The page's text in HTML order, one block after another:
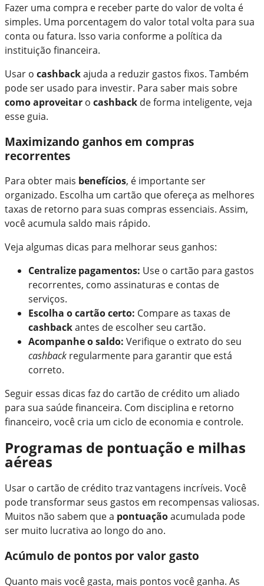
Fazer uma compra e receber parte do valor de volta é
simples. Uma porcentagem do valor total volta para sua
conta ou fatura. Isso varia conforme a política da
instituição financeira.
Usar o cashbackajuda a reduzir gastos fixos. Também
pode ser usado para investir. Para saber mais sobre
como aproveitar o cashback de forma inteligente, veja
esse guia.
Maximizando ganhos em compras
recorrentes
Para obter mais benefícios, é importante ser
organizado. Escolha um cartão que ofereça as melhores
taxas de retorno para suas compras essenciais. Assim,
você acumula saldo mais rápido.
Veja algumas dicas para melhorar seus ganhos:
Centralize pagamentos: Use o cartão para gastos
recorrentes, como assinaturas e contas de
serviços.
Escolha o cartão certo: Compare as taxas de
cashbackantes de escolher seu cartão.
Acompanhe o saldo: Verifique o extrato do seu
cashback regularmente para garantir que está
correto.
Seguir essas dicas faz do cartão de crédito um aliado
para sua saúde financeira. Com disciplina e retorno
financeiro, você cria um ciclo de economia e controle.
Programas de pontuação e milhas
aéreas
Usar o cartão de crédito traz vantagens incríveis. Você
pode transformar seus gastos em recompensas valiosas.
Muitos não sabem que a pontuaçãoacumulada pode
ser muito lucrativa ao longo do ano.
Acúmulo de pontos por valor gasto
Quanto mais você gasta, mais pontos você ganha. As